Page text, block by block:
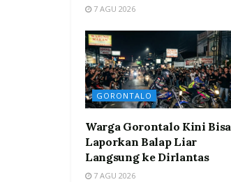
7 AGU 2026
GORONTALO
Warga Gorontalo Kini Bisa
Laporkan Balap Liar
Langsung ke Dirlantas
7 AGU 2026